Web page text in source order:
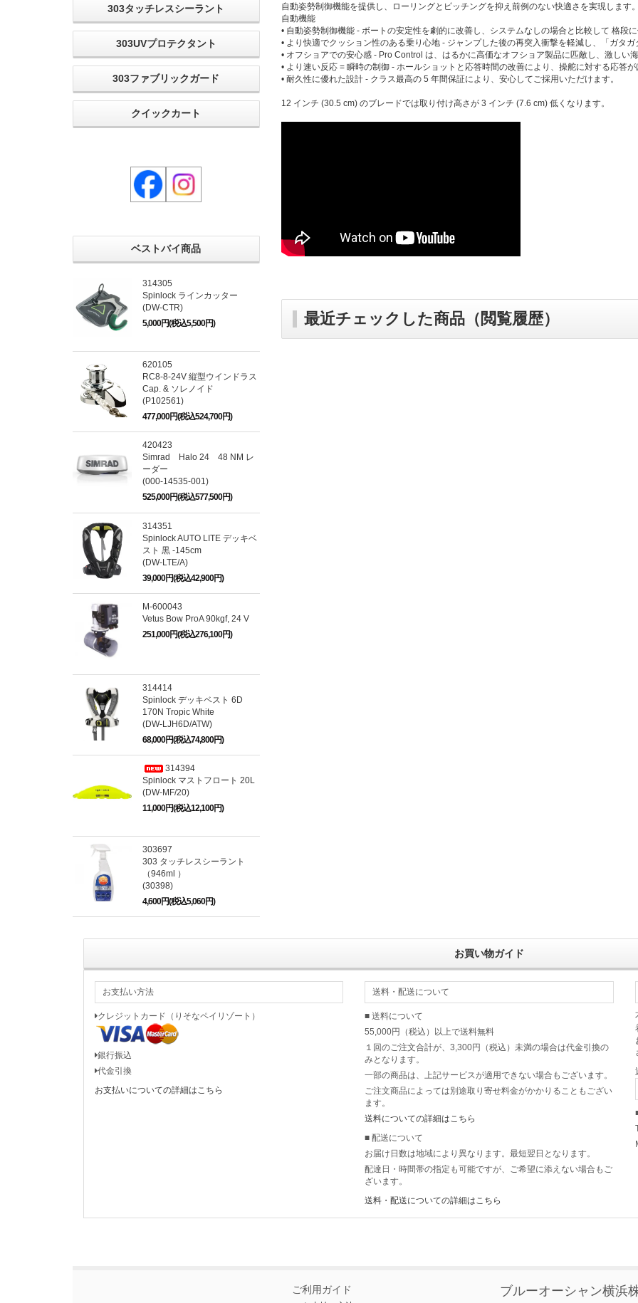
自動姿勢制御機能を提供し、ローリングとピッチングを抑え前例のない快適さを実現します
自動機能
• 自動姿勢制御機能 - ボートの安定性を劇的に改善し、システムなしの場合と比較して 格段
• より快適でクッション性のある乗り心地 - ジャンプした後の再突入衝撃を軽減し、「ガタ
• オフショアでの安心感 - Pro Control は、はるかに高価なオフショア製品に匹敵し、激しい
• より速い反応 = 瞬時の制御 - ホールショットと応答時間の改善により、操舵に対する応答
• 耐久性に優れた設計 - クラス最高の 5 年間保証により、安心してご採用いただけます。
12 インチ (30.5 cm) のブレードでは取り付け高さが 3 インチ (7.6 cm) 低くなります。
最近チェックした商品（閲覧履歴）
303タッチレスシーラント
303UVプロテクタント
303ファブリックガード
クイックカート
ベストバイ商品
314305
Spinlock ラインカッター
(DW-CTR)
5,000円(税込5,500円)
620105
RC8-8-24V 縦型ウインドラス
Cap. & ソレノイド
(P102561)
477,000円(税込524,700円)
420423
Simrad Halo 24 48 NM レ
ーダー
(000-14535-001)
525,000円(税込577,500円)
314351
Spinlock AUTO LITE デッキベ
スト 黒 -145cm
(DW-LTE/A)
39,000円(税込42,900円)
M-600043
Vetus Bow ProA 90kgf, 24 V
251,000円(税込276,100円)
314414
Spinlock デッキベスト 6D
170N Tropic White
(DW-LJH6D/ATW)
68,000円(税込74,800円)
314394
Spinlock マストフロート 20L
(DW-MF/20)
11,000円(税込12,100円)
303697
303 タッチレスシーラント
（946ml ）
(30398)
4,600円(税込5,060円)
お買い物ガイド
お支払い方法
クレジットカード（りそなペイリゾート）
銀行振込
代金引換
お支払いについての詳細はこちら
送料・配送について
■ 送料について
55,000円（税込）以上で送料無料
１回のご注文合計が、3,300円（税込）未満の場合は代金引換の
みとなります。
一部の商品は、上記サービスが適用できない場合もございます。
ご注文商品によっては別途取り寄せ料金がかかりることもござい
ます。
送料についての詳細はこちら
■ 配送について
お届け日数は地域により異なります。最短翌日となります。
配達日・時間帯の指定も可能ですが、ご希望に添えない場合もご
ざいます。
送料・配送についての詳細はこちら
ご利用ガイド ブルーオーシャン横浜